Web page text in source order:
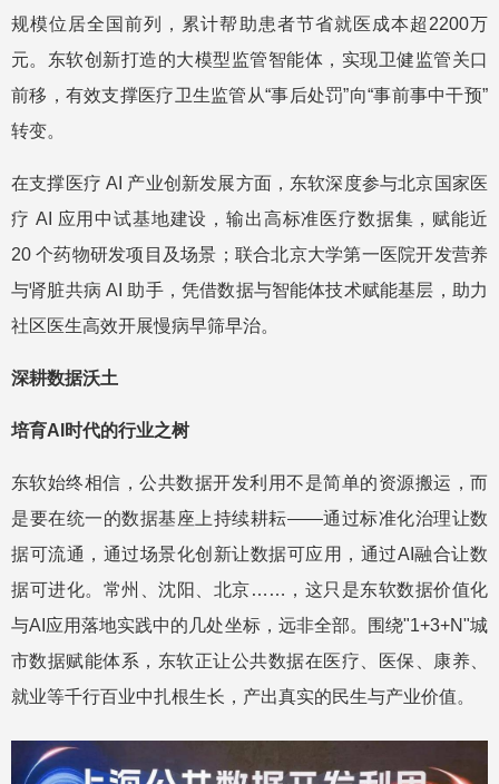
规模位居全国前列，累计帮助患者节省就医成本超2200万
元。东软创新打造的大模型监管智能体，实现卫健监管关口
前移，有效支撑医疗卫生监管从“事后处罚”向“事前事中干预”
转变。
在支撑医疗 AI 产业创新发展方面，东软深度参与北京国家医
疗 AI 应用中试基地建设，输出高标准医疗数据集，赋能近
20 个药物研发项目及场景；联合北京大学第一医院开发营养
与肾脏共病 AI 助手，凭借数据与智能体技术赋能基层，助力
社区医生高效开展慢病早筛早治。
深耕数据沃土
培育AI时代的行业之树
东软始终相信，公共数据开发利用不是简单的资源搬运，而
是要在统一的数据基座上持续耕耘——通过标准化治理让数
据可流通，通过场景化创新让数据可应用，通过AI融合让数
据可进化。常州、沈阳、北京……，这只是东软数据价值化
与AI应用落地实践中的几处坐标，远非全部。围绕"1+3+N"城
市数据赋能体系，东软正让公共数据在医疗、医保、康养、
就业等千行百业中扎根生长，产出真实的民生与产业价值。